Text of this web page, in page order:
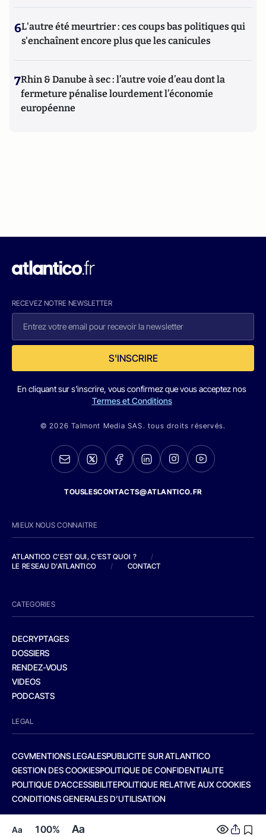
Aa 100% Aa
6L'autre été meurtrier : ces coups bas politiques qui
s'enchaînent encore plus que les canicules
7Rhin & Danube à sec : l’autre voie d’eau dont la
fermeture pénalise lourdement l’économie
européenne
RECEVEZ NOTRE NEWSLETTER
S'INSCRIRE
En cliquant sur s'inscrire, vous confirmez que vous acceptez nos
Termes et Conditions
© 2026 Talmont Media SAS. tous droits réservés.
TOUSLESCONTACTS@ATLANTICO.FR
MIEUX NOUS CONNAITRE
ATLANTICO C'EST QUI, C'EST QUOI ?
/
LE RESEAU D'ATLANTICO
/ CONTACT
CATEGORIES
DECRYPTAGES
DOSSIERS
RENDEZ-VOUS
VIDEOS
PODCASTS
LEGAL
CGVMENTIONS LEGALESPUBLICITE SUR ATLANTICO
GESTION DES COOKIESPOLITIQUE DE CONFIDENTIALITE
POLITIQUE D’ACCESSIBILITEPOLITIQUE RELATIVE AUX COOKIES
CONDITIONS GENERALES D’UTILISATION